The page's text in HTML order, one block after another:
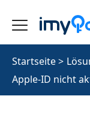
Startseite>
Apple-ID nicht